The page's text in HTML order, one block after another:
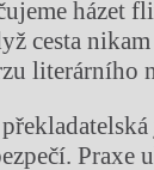
házet
cesta
literárního
Praxe